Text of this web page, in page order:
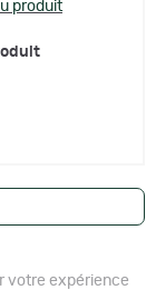
produit
votre expérience